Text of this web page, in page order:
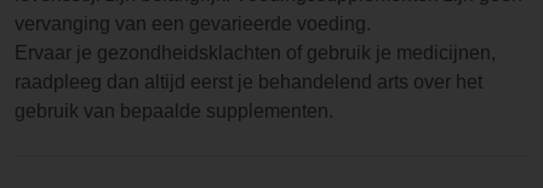
vervanging van een gevarieerde voeding.
Ervaar je gezondheidsklachten of gebruik je medicijnen,
raadpleeg dan altijd eerst je behandelend arts over het
gebruik van bepaalde supplementen.